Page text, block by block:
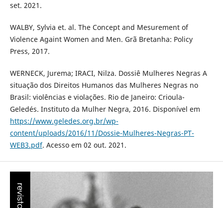
set. 2021.
WALBY, Sylvia et. al. The Concept and Mesurement of
Violence Againt Women and Men. Grã Bretanha: Policy
Press, 2017.
WERNECK, Jurema; IRACI, Nilza. Dossiê Mulheres Negras A
situação dos Direitos Humanos das Mulheres Negras no
Brasil: violências e violações. Rio de Janeiro: Crioula-
Geledés. Instituto da Mulher Negra, 2016. Disponível em
https://www.geledes.org.br/wp-
content/uploads/2016/11/Dossie-Mulheres-Negras-PT-
WEB3.pdf. Acesso em 02 out. 2021.